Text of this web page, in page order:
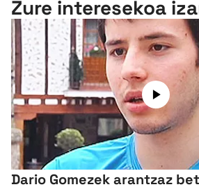
Zure interesekoa
Dario Gomezek arantzaz